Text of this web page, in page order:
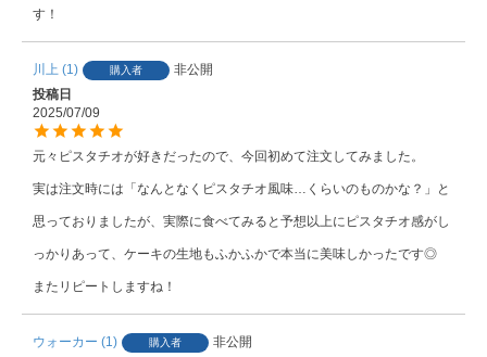
す！
川上 1 購入者
非公開
投稿日
2025/07/09
元々ピスタチオが好きだったので、今回初めて注文してみました。
実は注文時には「なんとなくピスタチオ風味…くらいのものかな？」と
思っておりましたが、実際に食べてみると予想以上にピスタチオ感がし
っかりあって、ケーキの生地もふかふかで本当に美味しかったです◎
またリピートしますね！
ウォーカー 1 購入者
非公開